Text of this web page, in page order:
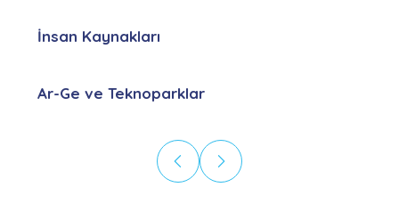
İnsan Kaynakları
Ar-Ge ve Teknoparklar